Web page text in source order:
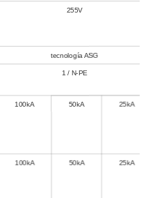
255V
tecnología ASG
1 / N-PE
100kA 50kA 25kA
100kA 50kA 25kA